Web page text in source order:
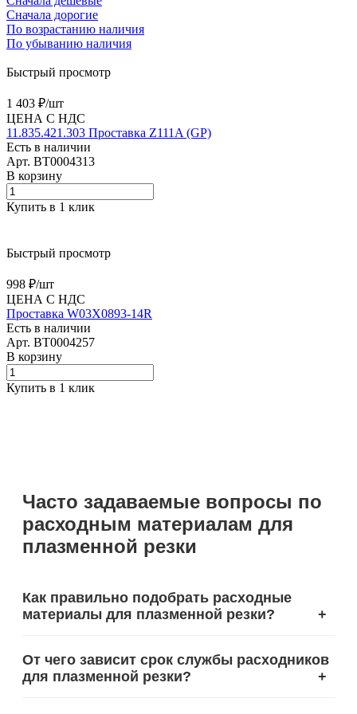
Сначала дорогие
По возрастанию наличия
По убыванию наличия
Быстрый просмотр
1 403 ₽/шт
ЦЕНА С НДС
11.835.421.303 Проставка Z111A (GP)
Есть в наличии
Арт. BT0004313
В корзину
Купить в 1 клик
Быстрый просмотр
998 ₽/шт
ЦЕНА С НДС
Проставка W03X0893-14R
Есть в наличии
Арт. BT0004257
В корзину
Купить в 1 клик
Часто задаваемые вопросы по
расходным материалам для
плазменной резки
Как правильно подобрать расходные
материалы для плазменной резки?
+
Правильный выбор расходных материалов для
плазменной резки напрямую влияет на качество
реза и срок службы оборудования. В нашем
От чего зависит срок службы расходников
для плазменной резки?
+